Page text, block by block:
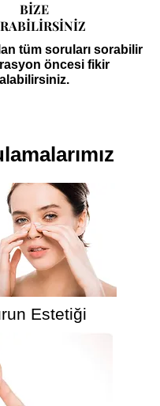
BİZE
tüm soruları sorabilir
öncesi fikir
alabilirsiniz.
Estetiği